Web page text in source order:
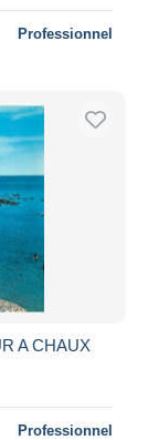
Professionnel
A CHAUX
Professionnel